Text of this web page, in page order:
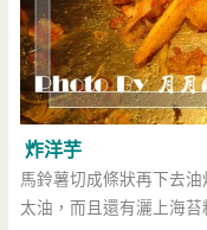
炸洋芋
馬鈴薯切成條狀再下去
太油，而且還有灑上海